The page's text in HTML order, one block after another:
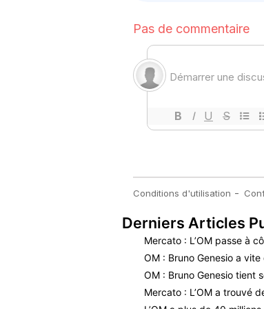
Derniers Articles
Mercato : L’OM passe à
OM : Bruno Genesio a
OM : Bruno Genesio tient
Mercato : L’OM a trouvé